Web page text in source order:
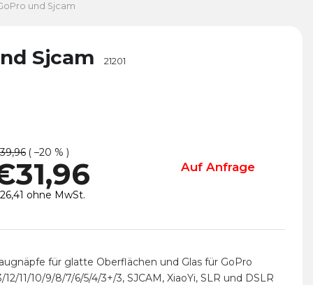
und Sjcam
Sjcam 21201
( –20 % )
Auf Anfrage
ohne MwSt.
für glatte Oberflächen und Glas für GoPro
12/11/10/9/8/7/6/5/4/3+/3, SJCAM, XiaoYi, SLR und DSLR